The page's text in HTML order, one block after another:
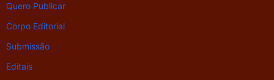
Quero Publicar
Corpo Editorial
Submissão
Editais